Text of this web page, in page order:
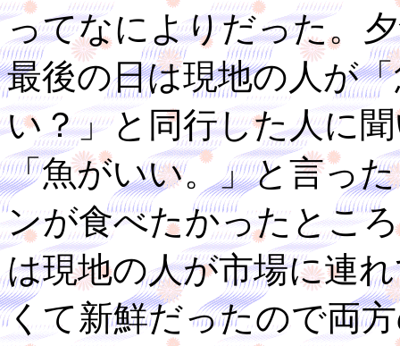
ってなによりだった。
最後の日は現地の人が
い？」と同行した人に
「魚がいい。」と言っ
ンが食べたかったとこ
は現地の人が市場に連
くて新鮮だったので両